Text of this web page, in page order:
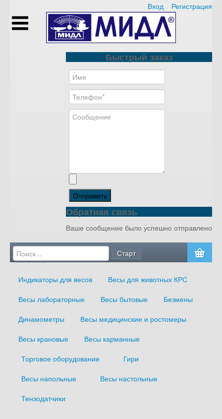
Вход Регистрация
Быстрый заказ
Отправить
Обратная связь
Ваше сообщение было успешно отправлено
Главная
Индикаторы для весов Весы для животных КРС
Весы лабораторные Весы бытовые Безмены
Динамометры Весы медицинские и ростомеры
Весы крановые Весы карманные
Торговое оборудование Гири
Весы напольные Весы настольные
Тензодатчики